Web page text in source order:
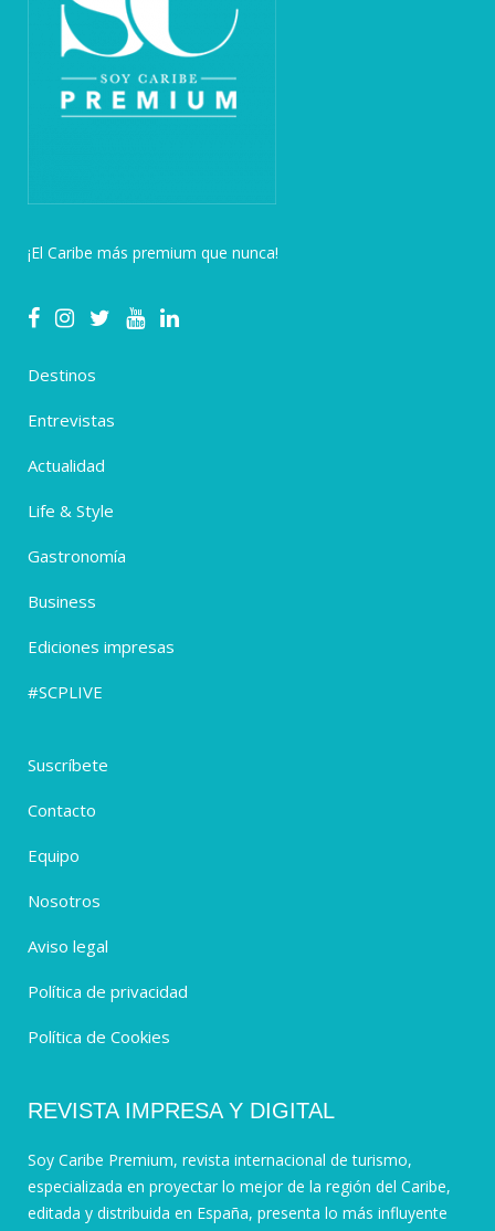
¡El Caribe más premium que nunca!
Destinos
Entrevistas
Actualidad
Life & Style
Gastronomía
Business
Ediciones impresas
#SCPLIVE
Suscríbete
Contacto
Equipo
Nosotros
Aviso legal
Política de privacidad
Política de Cookies
REVISTA IMPRESA Y DIGITAL
Soy Caribe Premium, revista internacional de turismo,
especializada en proyectar lo mejor de la región del Caribe,
editada y distribuida en España, presenta lo más influyente